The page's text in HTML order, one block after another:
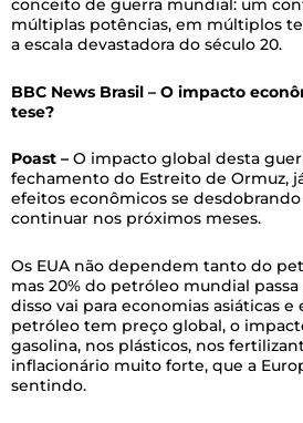
conceito de guerra mundial: um
múltiplas potências, em múltiplos
a escala devastadora do século 20.
BBC News Brasil – O impacto
tese?
Poast – O impacto global desta
fechamento do Estreito de Ormuz,
efeitos econômicos se
continuar nos próximos meses.
Os EUA não dependem tanto do
mas 20% do petróleo mundial
disso vai para economias asiáticas e
petróleo tem preço global, o
gasolina, nos plásticos, nos
inflacionário muito forte, que a
sentindo.